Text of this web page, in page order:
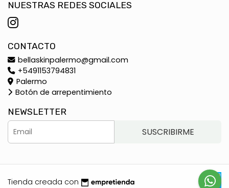
NUESTRAS REDES SOCIALES
CONTACTO
bellaskinpalermo@gmail.com
+5491153794831
Palermo
Botón de arrepentimiento
NEWSLETTER
SUSCRIBIRME
Tienda creada con